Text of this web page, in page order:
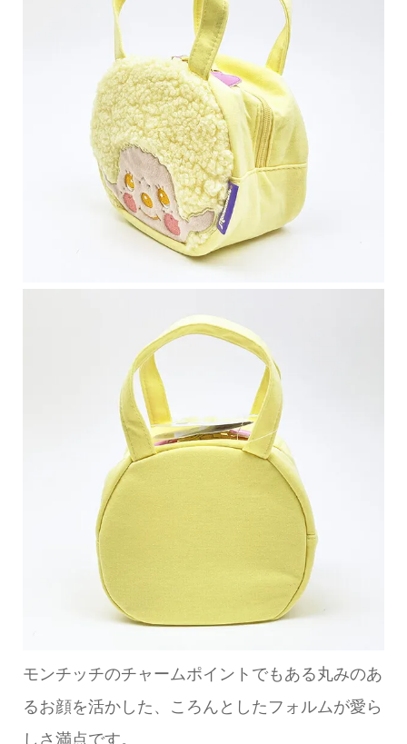
モンチッチのチャームポイントでもある丸みのあ
るお顔を活かした、ころんとしたフォルムが愛ら
しさ満点です。